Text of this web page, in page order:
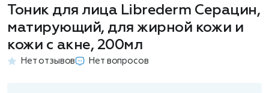
Тоник для лица Librederm Серацин,
матирующий, для жирной кожи и
кожи с акне, 200мл
Нет отзывов Нет вопросов